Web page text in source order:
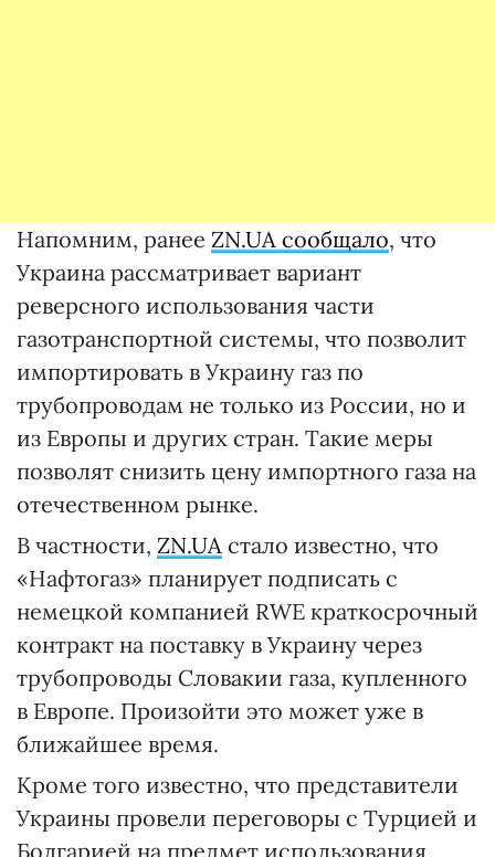
Напомним, ранее ZN.UA сообщало, что
Украина рассматривает вариант
реверсного использования части
газотранспортной системы, что позволит
импортировать в Украину газ по
трубопроводам не только из России, но и
из Европы и других стран. Такие меры
позволят снизить цену импортного газа на
отечественном рынке.
В частности, ZN.UA стало известно, что
«Нафтогаз» планирует подписать с
немецкой компанией RWE краткосрочный
контракт на поставку в Украину через
трубопроводы Словакии газа, купленного
в Европе. Произойти это может уже в
ближайшее время.
Кроме того известно, что представители
Украины провели переговоры с Турцией и
Болгарией на предмет использования